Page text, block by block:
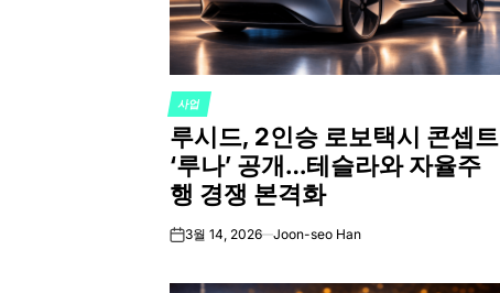
POSTED
IN
사업
루시드, 2인승 로보택시 콘셉트
‘루나’ 공개…테슬라와 자율주
행 경쟁 본격화
on3월 14, 2026 Joon-seo Han